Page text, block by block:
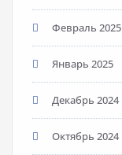
Февраль 2025
Январь 2025
Декабрь 2024
Октябрь 2024